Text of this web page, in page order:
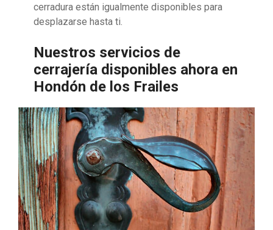
cerradura están igualmente disponibles para
desplazarse hasta ti.
Nuestros servicios de
cerrajería disponibles ahora en
Hondón de los Frailes